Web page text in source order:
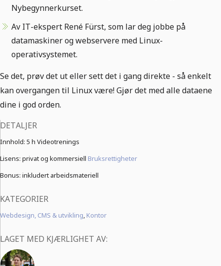
Nybegynnerkurset.
Av IT-ekspert René Fürst, som lar deg jobbe på
datamaskiner og webservere med Linux-
operativsystemet.
Se det, prøv det ut eller sett det i gang direkte - så enkelt
kan overgangen til Linux være! Gjør det med alle dataene
dine i god orden.
DETALJER
Innhold: 5 h Videotrenings
Lisens: privat og kommersiell Bruksrettigheter
Bonus: inkludert arbeidsmateriell
KATEGORIER
Webdesign, CMS & utvikling, Kontor
LAGET MED KJÆRLIGHET AV: